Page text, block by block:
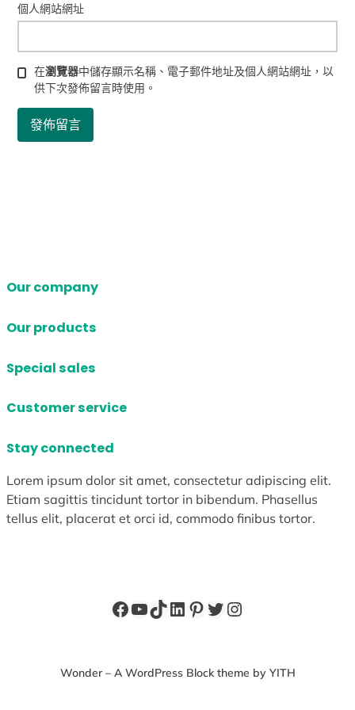
個人網站網址
在瀏覽器中儲存顯示名稱、電子郵件地址及個人網站網址，以
供下次發佈留言時使用。
Our company
Our products
Special sales
Customer service
Stay connected
Lorem ipsum dolor sit amet, consectetur adipiscing elit.
Etiam sagittis tincidunt tortor in bibendum. Phasellus
tellus elit, placerat et orci id, commodo finibus tortor.
Facebook
YouTube
TikTok
LinkedIn
Pinterest
X Instagram
Wonder – A WordPress Block theme by YITH